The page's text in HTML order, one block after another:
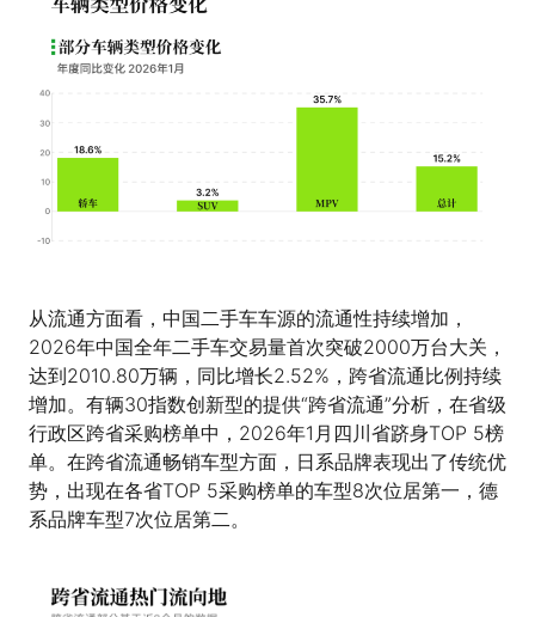
从流通方面看，中国二手车车源的流通性持续增加，
2026年中国全年二手车交易量首次突破2000万台大关，
达到2010.80万辆，同比增长2.52%，跨省流通比例持续
增加。有辆30指数创新型的提供“跨省流通”分析，在省级
行政区跨省采购榜单中，2026年1月四川省跻身TOP 5榜
单。在跨省流通畅销车型方面，日系品牌表现出了传统优
势，出现在各省TOP 5采购榜单的车型8次位居第一，德
系品牌车型7次位居第二。